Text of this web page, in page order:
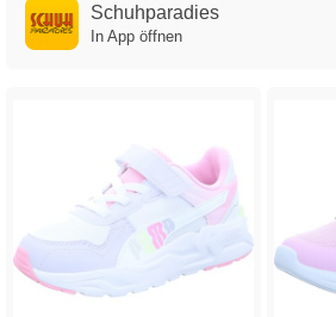
Schuhparadies
In App öffnen